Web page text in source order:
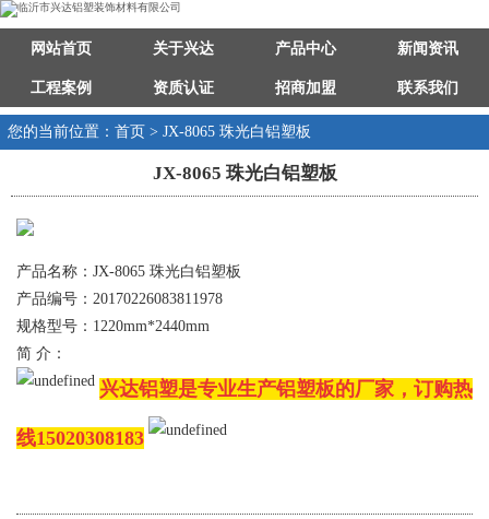
网站首页 关于兴达 产品中心 新闻资讯
工程案例 资质认证 招商加盟 联系我们
您的当前位置：首页 > JX-8065 珠光白铝塑板
JX-8065 珠光白铝塑板
产品名称：JX-8065 珠光白铝塑板
产品编号：20170226083811978
规格型号：1220mm*2440mm
简 介：
兴达铝塑是专业生产铝塑板的厂家，订购热
线15020308183